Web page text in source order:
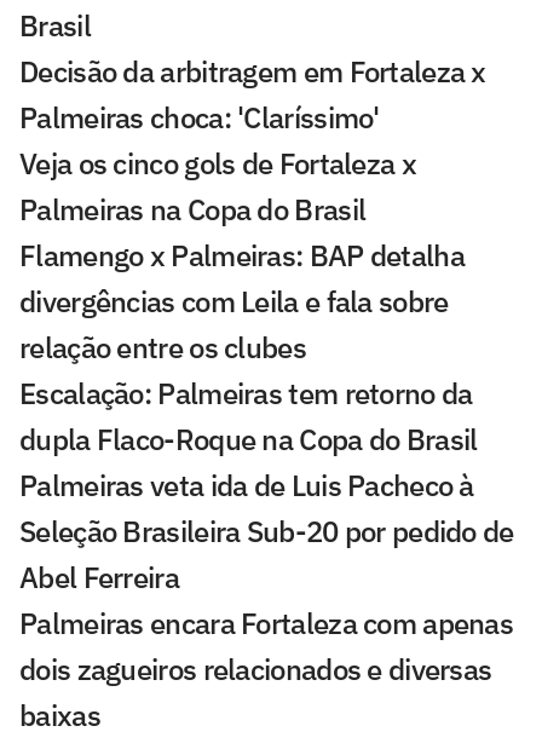
Brasil
Decisão da arbitragem em Fortaleza x
Palmeiras choca: 'Claríssimo'
Veja os cinco gols de Fortaleza x
Palmeiras na Copa do Brasil
Flamengo x Palmeiras: BAP detalha
divergências com Leila e fala sobre
relação entre os clubes
Escalação: Palmeiras tem retorno da
dupla Flaco-Roque na Copa do Brasil
Palmeiras veta ida de Luis Pacheco à
Seleção Brasileira Sub-20 por pedido de
Abel Ferreira
Palmeiras encara Fortaleza com apenas
dois zagueiros relacionados e diversas
baixas